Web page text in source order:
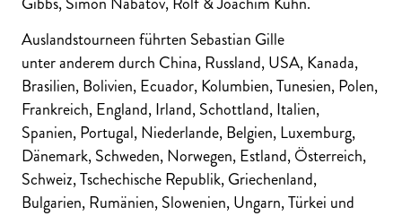
Auslandstourneen führten Sebastian Gille
unter anderem durch China, Russland, USA, Kanada,
Brasilien, Bolivien, Ecuador, Kolumbien, Tunesien, Polen,
Frankreich, England, Irland, Schottland, Italien,
Spanien, Portugal, Niederlande, Belgien, Luxemburg,
Dänemark, Schweden, Norwegen, Estland, Österreich,
Schweiz, Tschechische Republik, Griechenland,
Bulgarien, Rumänien, Slowenien, Ungarn, Türkei und